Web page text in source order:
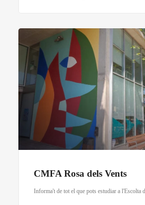
CMFA Rosa dels Vents
Informa't de tot el que pots estudiar a l'Escolta